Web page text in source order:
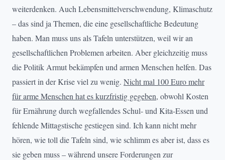
weiterdenken. Auch Lebensmittelverschwendung, Klimaschutz
– das sind ja Themen, die eine gesellschaftliche Bedeutung
haben. Man muss uns als Tafeln unterstützen, weil wir an
gesellschaftlichen Problemen arbeiten. Aber gleichzeitig muss
die Politik Armut bekämpfen und armen Menschen helfen. Das
passiert in der Krise viel zu wenig. Nicht mal 100 Euro mehr
für arme Menschen hat es kurzfristig gegeben, obwohl Kosten
für Ernährung durch wegfallendes Schul- und Kita-Essen und
fehlende Mittagstische gestiegen sind. Ich kann nicht mehr
hören, wie toll die Tafeln sind, wie schlimm es aber ist, dass es
sie geben muss – während unsere Forderungen zur